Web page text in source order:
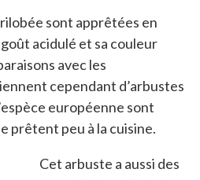
sont apprêtées en
acidulé et sa couleur
avec les
cependant d’arbustes
européenne sont
prêtent peu à la cuisine.
nouvel onglet
Cet arbuste a aussi des